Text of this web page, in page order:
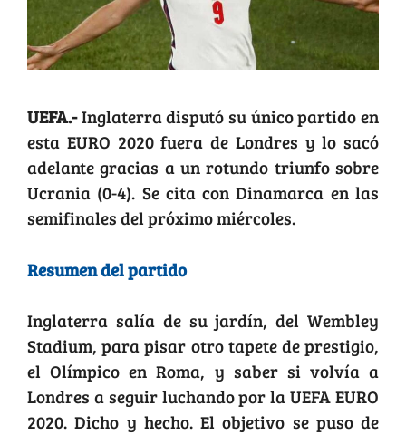
UEFA.-Inglaterra disputó su único partido en
esta EURO 2020 fuera de Londres y lo sacó
adelante gracias a un rotundo triunfo sobre
Ucrania (0-4). Se cita con Dinamarca en las
semifinales del próximo miércoles.
Resumen del partido
Inglaterra salía de su jardín, del Wembley
Stadium, para pisar otro tapete de prestigio,
el Olímpico en Roma, y saber si volvía a
Londres a seguir luchando por la UEFA EURO
2020. Dicho y hecho. El objetivo se puso de